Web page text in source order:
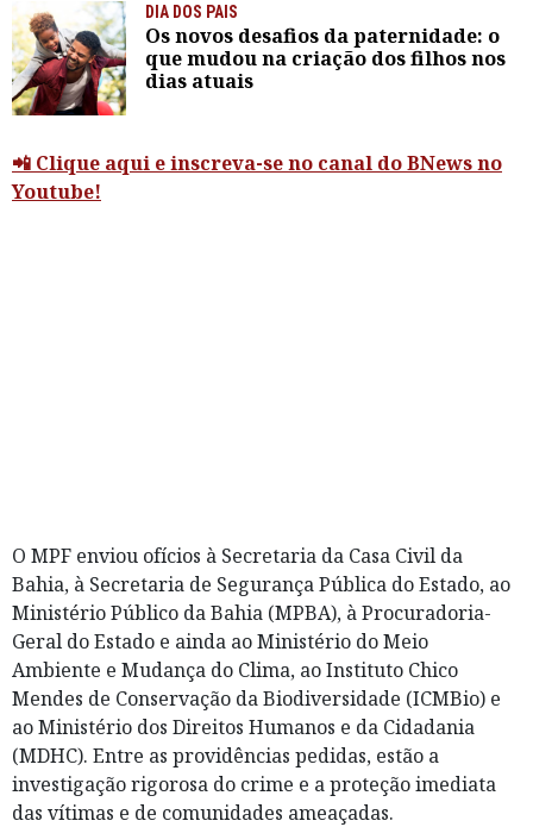
DIA DOS PAIS
Os novos desafios da paternidade: o
que mudou na criação dos filhos nos
dias atuais
📲 Clique aqui e inscreva-se no canal do BNews no
Youtube!
O MPF enviou ofícios à Secretaria da Casa Civil da
Bahia, à Secretaria de Segurança Pública do Estado, ao
Ministério Público da Bahia (MPBA), à Procuradoria-
Geral do Estado e ainda ao Ministério do Meio
Ambiente e Mudança do Clima, ao Instituto Chico
Mendes de Conservação da Biodiversidade (ICMBio) e
ao Ministério dos Direitos Humanos e da Cidadania
(MDHC). Entre as providências pedidas, estão a
investigação rigorosa do crime e a proteção imediata
das vítimas e de comunidades ameaçadas.